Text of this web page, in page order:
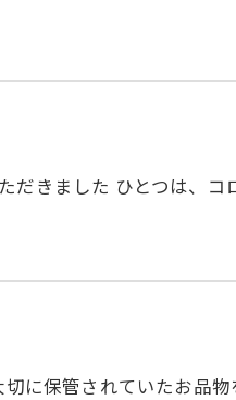
きました ひとつは、コ
に保管されていたお品